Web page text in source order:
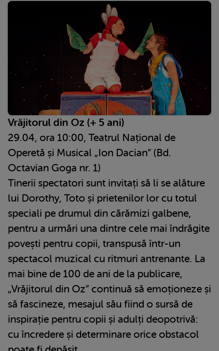
Vrăjitorul din Oz (+ 5 ani)
29.04, ora 10:00, Teatrul Național de
Operetă și Musical „Ion Dacian” (Bd.
Octavian Goga nr. 1)
Tinerii spectatori sunt invitați să li se alăture
lui Dorothy, Toto și prietenilor lor cu totul
speciali pe drumul din cărămizi galbene,
pentru a urmări una dintre cele mai îndrăgite
povești pentru copii, transpusă într-un
spectacol muzical cu ritmuri antrenante. La
mai bine de 100 de ani de la publicare,
„Vrăjitorul din Oz” continuă să emoționeze și
să fascineze, mesajul său fiind o sursă de
inspirație pentru copii și adulți deopotrivă:
cu încredere și determinare orice obstacol